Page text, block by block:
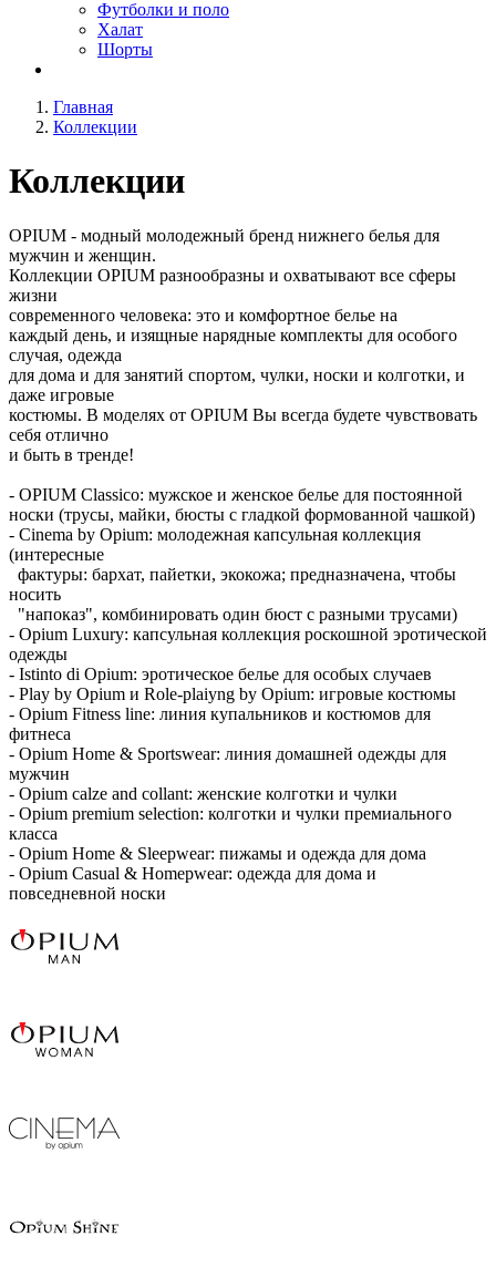
Футболки и поло
Халат
Шорты
Главная
Коллекции
Коллекции
OPIUM - модный молодежный бренд нижнего белья для
мужчин и женщин.
Коллекции OPIUM разнообразны и охватывают все сферы
жизни
современного человека: это и комфортное белье на
каждый день, и изящные нарядные комплекты для особого
случая, одежда
для дома и для занятий спортом, чулки, носки и колготки, и
даже игровые
костюмы. В моделях от OPIUM Вы всегда будете чувствовать
себя отлично
и быть в тренде!
- OPIUM Classico: мужское и женское белье для постоянной
носки (трусы, майки, бюсты с гладкой формованной чашкой)
- Cinema by Opium: молодежная капсульная коллекция
(интересные
фактуры: бархат, пайетки, экокожа; предназначена, чтобы
носить
"напоказ", комбинировать один бюст с разными трусами)
- Opium Luxury: капсульная коллекция роскошной эротической
одежды
- Istinto di Opium: эротическое белье для особых случаев
- Play by Opium и Role-plaiyng by Opium: игровые костюмы
- Opium Fitness line: линия купальников и костюмов для
фитнеса
- Opium Home & Sportswear: линия домашней одежды для
мужчин
- Opium calze and collant: женские колготки и чулки
- Opium premium selection: колготки и чулки премиального
класса
- Opium Home & Sleepwear: пижамы и одежда для дома
- Opium Casual & Homepwear: одежда для дома и
повседневной носки